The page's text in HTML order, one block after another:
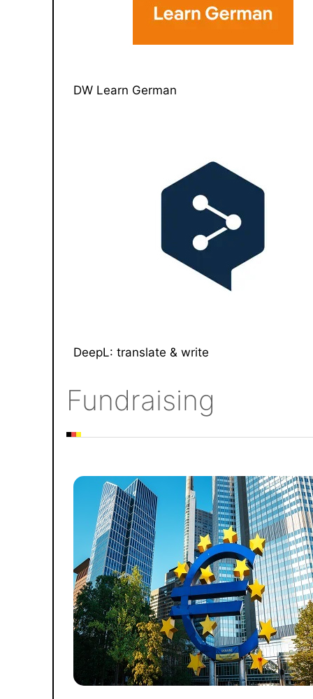
DW Learn German
DeepL: translate & write
Fundraising